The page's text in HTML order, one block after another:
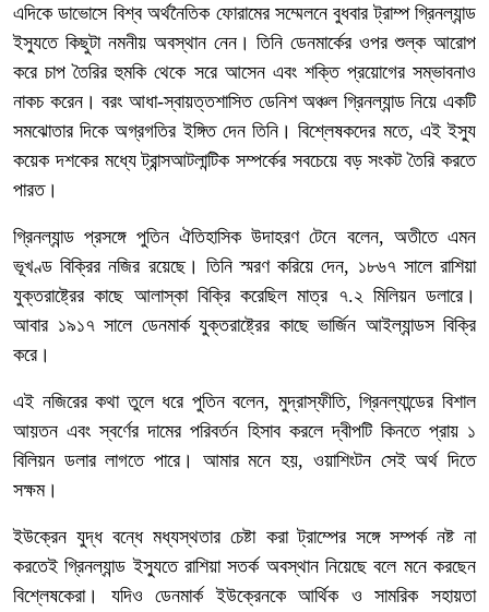
এদিকে ডাভোসে বিশ্ব অর্থনৈতিক ফোরামের সম্মেলনে বুধবার ট্রাম্প গ্রিনল্যান্ড
ইস্যুতে কিছুটা নমনীয় অবস্থান নেন। তিনি ডেনমার্কের ওপর শুল্ক আরোপ
করে চাপ তৈরির হুমকি থেকে সরে আসেন এবং শক্তি প্রয়োগের সম্ভাবনাও
নাকচ করেন। বরং আধা-স্বায়ত্তশাসিত ডেনিশ অঞ্চল গ্রিনল্যান্ড নিয়ে একটি
সমঝোতার দিকে অগ্রগতির ইঙ্গিত দেন তিনি। বিশ্লেষকদের মতে, এই ইস্যু
কয়েক দশকের মধ্যে ট্রান্সআটলান্টিক সম্পর্কের সবচেয়ে বড় সংকট তৈরি করতে
পারত।
গ্রিনল্যান্ড প্রসঙ্গে পুতিন ঐতিহাসিক উদাহরণ টেনে বলেন, অতীতে এমন
ভূখণ্ড বিক্রির নজির রয়েছে। তিনি স্মরণ করিয়ে দেন, ১৮৬৭ সালে রাশিয়া
যুক্তরাষ্ট্রের কাছে আলাস্কা বিক্রি করেছিল মাত্র ৭.২ মিলিয়ন ডলারে।
আবার ১৯১৭ সালে ডেনমার্ক যুক্তরাষ্ট্রের কাছে ভার্জিন আইল্যান্ডস বিক্রি
করে।
এই নজিরের কথা তুলে ধরে পুতিন বলেন, মুদ্রাস্ফীতি, গ্রিনল্যান্ডের বিশাল
আয়তন এবং স্বর্ণের দামের পরিবর্তন হিসাব করলে দ্বীপটি কিনতে প্রায় ১
বিলিয়ন ডলার লাগতে পারে। আমার মনে হয়, ওয়াশিংটন সেই অর্থ দিতে
সক্ষম।
ইউক্রেন যুদ্ধ বন্ধে মধ্যস্থতার চেষ্টা করা ট্রাম্পের সঙ্গে সম্পর্ক নষ্ট না
করতেই গ্রিনল্যান্ড ইস্যুতে রাশিয়া সতর্ক অবস্থান নিয়েছে বলে মনে করছেন
বিশ্লেষকেরা। যদিও ডেনমার্ক ইউক্রেনকে আর্থিক ও সামরিক সহায়তা